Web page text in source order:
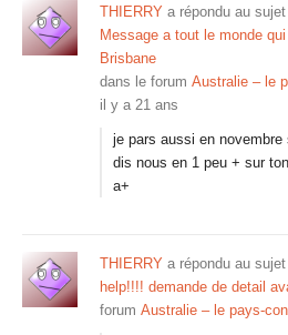
THIERRY a répondu au sujet
Message a tout le monde
Brisbane
dans le forum Australie – le
il y a 21 ans
je pars aussi en novembre
dis nous en 1 peu + sur
a+
THIERRY a répondu au sujet
help!!!! demande de detail
forum Australie – le pays-